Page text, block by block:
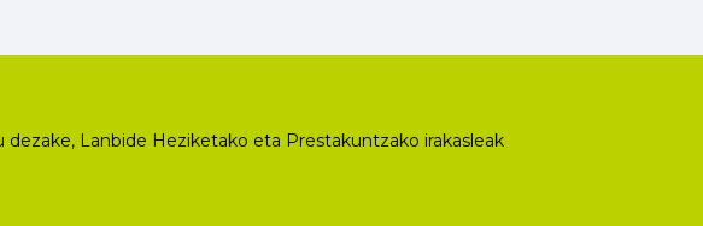
Lanbide Heziketako eta Prestakuntzako irakasleak